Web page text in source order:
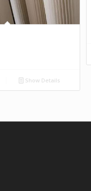
Show Details